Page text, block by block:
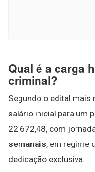
Qual é a carga
criminal?
Segundo o edital mais
salário inicial para um
22.672,48, com
semanais, em regime
dedicação exclusiva.